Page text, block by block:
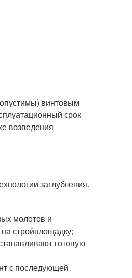
винтовым
срок
возведения
заглубления.
молотов и
стройплощадку;
готовую
с последующей